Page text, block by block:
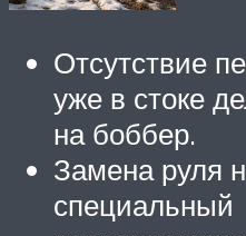
Отсутствие
уже в стоке
на боббер.
Замена руля
специальный